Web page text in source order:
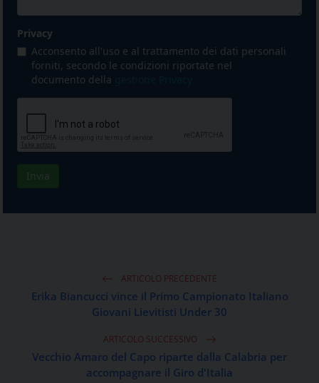
ARTICOLO PRECEDENTE
Erika Biancucci vince il Primo Campionato Italiano
Giovani Lievitisti Under 30
ARTICOLO SUCCESSIVO
Vecchio Amaro del Capo riparte dalla Calabria per
accompagnare il Giro d'Italia